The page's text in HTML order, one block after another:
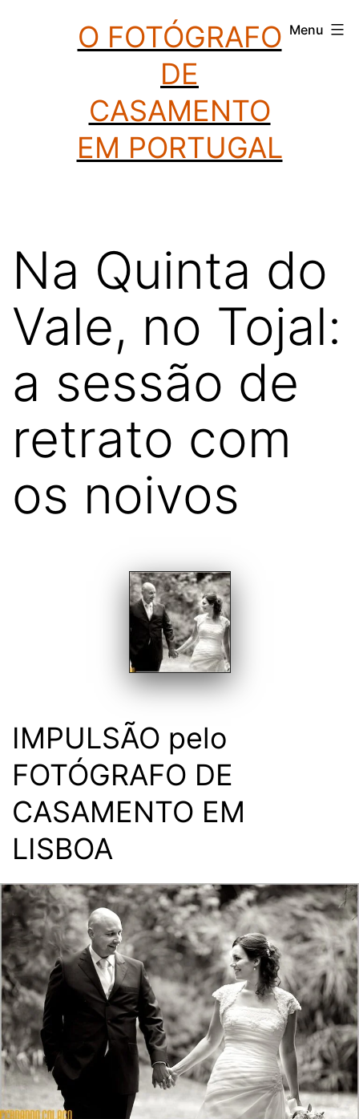
O FOTÓGRAFO
DE
CASAMENTO
EM PORTUGAL
Menu
Na Quinta do
Vale, no Tojal:
a sessão de
retrato com
os noivos
IMPULSÃO pelo
FOTÓGRAFO DE
CASAMENTO EM
LISBOA